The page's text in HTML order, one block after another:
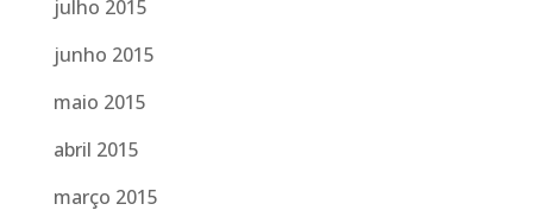
julho 2015
junho 2015
maio 2015
abril 2015
março 2015